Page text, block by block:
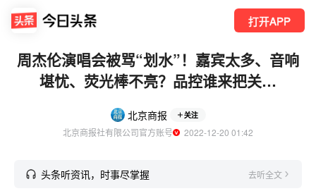
打开APP
周杰伦演唱会被骂“划水”！嘉宾太多、音响
堪忧、荧光棒不亮？品控谁来把关…
北京商报 关注
北京商报社有限公司官方账号
  2022-12-20 01:42
头条听资讯，时事尽掌握 去听全文